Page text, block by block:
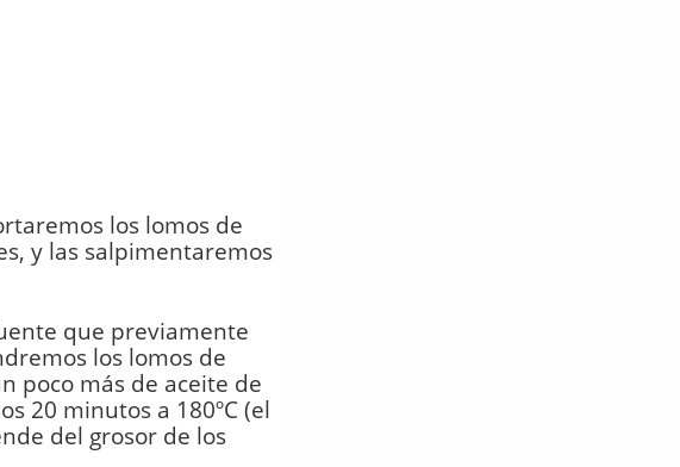
los lomos de
y las salpimentaremos
que previamente
los lomos de
poco más de aceite de
20 minutos a 180ºC (el
del grosor de los